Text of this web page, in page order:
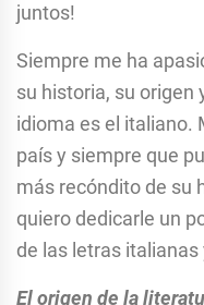
juntos!
Siempre me ha
su historia, su origen
idioma es el italiano.
país y siempre que
más recóndito de su
quiero dedicarle un
de las letras
El origen de la